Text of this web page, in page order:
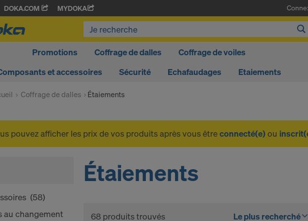
DOKA.COM MYDOKA
Promotions Coffrage de dalles
Coffrage de voiles
et accessoires
Sécurité Echafaudages Etaiements
Coffrage de dalles Étaiements
pouvez afficher les prix de vos produits après vous êtreconnecté(e)ou
(58)
au changement
Étaiements
68 produits trouvés Le plus recherché